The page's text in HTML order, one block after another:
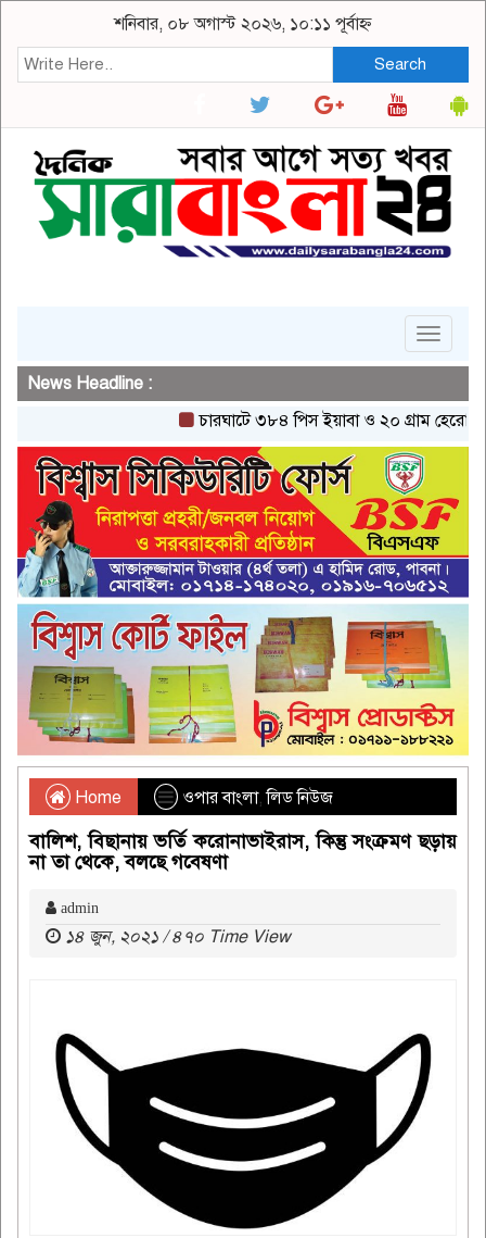
শনিবার, ০৮ অগাস্ট ২০২৬, ১০:১১ পূর্বাহ্ন
Search
Toggle
News Headline :
চারঘাটে ৩৮৪ পিস ইয়াবা ও ২০ গ্রাম হেরোইনসহ
Home ওপার বাংলা,লিড নিউজ
বালিশ, বিছানায় ভর্তি করোনাভাইরাস, কিন্তু সংক্রমণ ছড়ায়
না তা থেকে, বলছে গবেষণা
admin
১৪ জুন, ২০২১ / ৪৭০ Time View